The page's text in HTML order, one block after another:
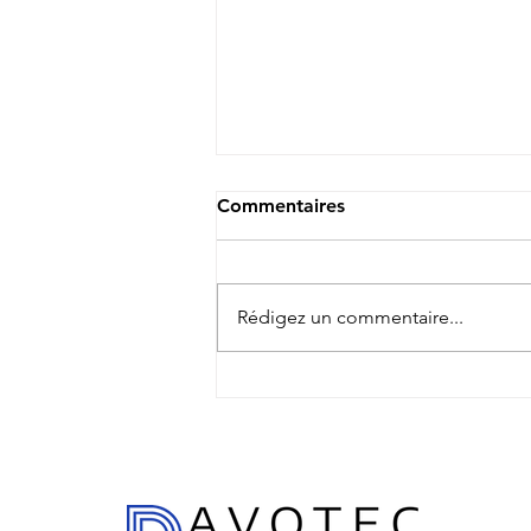
Commentaires
Rédigez un commentaire...